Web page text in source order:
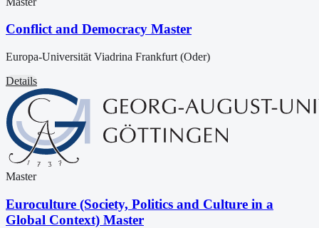
Conflict and Democracy Master
Europa-Universität Viadrina Frankfurt (Oder)
Details
Master
Euroculture (Society, Politics and Culture in a
Global Context) Master